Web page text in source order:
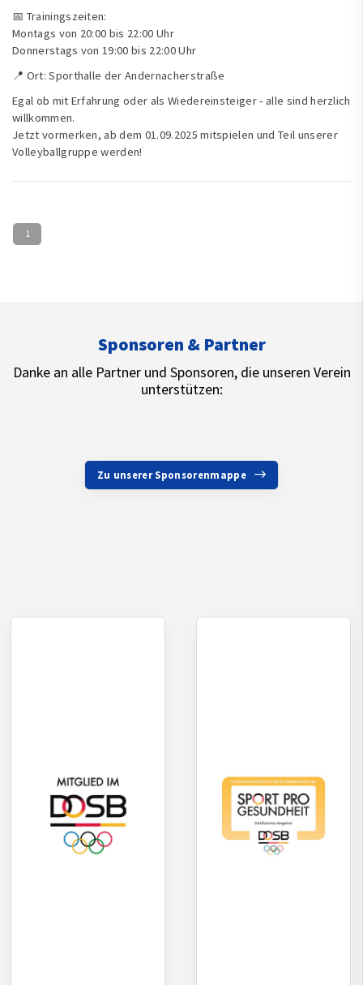
📅 Trainingszeiten:
Montags von 20:00 bis 22:00 Uhr
Donnerstags von 19:00 bis 22:00 Uhr
📍 Ort: Sporthalle der Andernacherstraße
Egal ob mit Erfahrung oder als Wiedereinsteiger - alle sind herzlich
willkommen.
Jetzt vormerken, ab dem 01.09.2025 mitspielen und Teil unserer
Volleyballgruppe werden!
1
Sponsoren & Partner
Danke an alle Partner und Sponsoren, die unseren Verein
unterstützen:
Zu unserer Sponsorenmappe